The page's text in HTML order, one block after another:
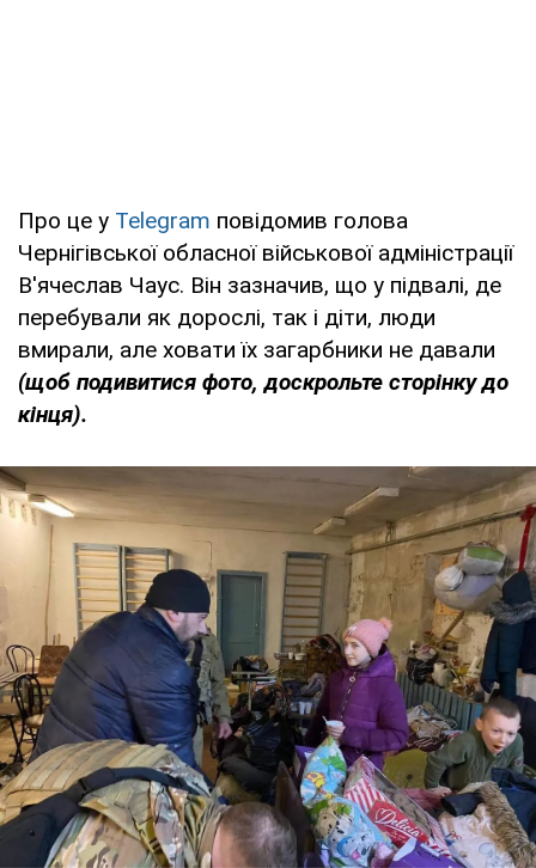
Про це у Telegram повідомив голова
Чернігівської обласної військової адміністрації
В'ячеслав Чаус. Він зазначив, що у підвалі, де
перебували як дорослі, так і діти, люди
вмирали, але ховати їх загарбники не давали
(щоб подивитися фото, доскрольте сторінку до
кінця).